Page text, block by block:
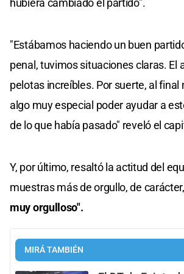
hubiera cambiado el partido".
"Estábamos haciendo un buen
penal, tuvimos situaciones claras. El
pelotas increíbles. Por suerte, al final
algo muy especial poder ayudar a
de lo que había pasado" reveló el
Y, por último, resaltó la actitud del
muestras más de orgullo, de
muy orgulloso".
MIRÁ TAMBIÉN